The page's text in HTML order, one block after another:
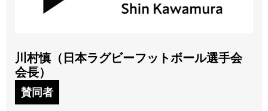
川村慎（日本ラグビーフットボール選手会
会長）
賛同者